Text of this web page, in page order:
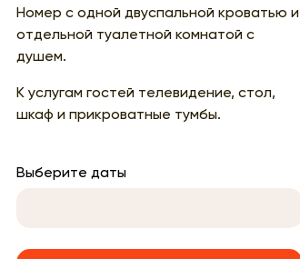
Номер с одной двуспальной кроватью и
отдельной туалетной комнатой с
душем.
К услугам гостей телевидение, стол,
шкаф и прикроватные тумбы.
Выберите даты